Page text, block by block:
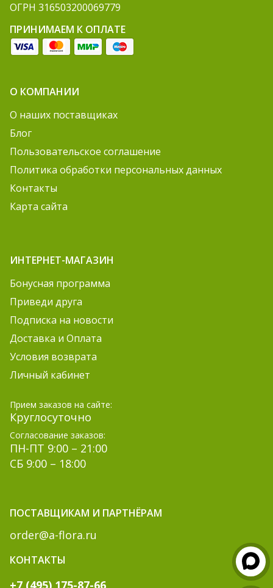
ОГРН 316503200069779
ПРИНИМАЕМ К ОПЛАТЕ
О КОМПАНИИ
О наших поставщиках
Блог
Пользовательское соглашение
Политика обработки персональных данных
Контакты
Карта сайта
ИНТЕРНЕТ-МАГАЗИН
Бонусная программа
Приведи друга
Подписка на новости
Доставка и Оплата
Условия возврата
Личный кабинет
Прием заказов на сайте:
Круглосуточно
Согласование заказов:
ПН-ПТ 9:00 – 21:00
СБ 9:00 – 18:00
ПОСТАВЩИКАМ И ПАРТНЁРАМ
order@a-flora.ru
КОНТАКТЫ
+7 (495) 175-87-66